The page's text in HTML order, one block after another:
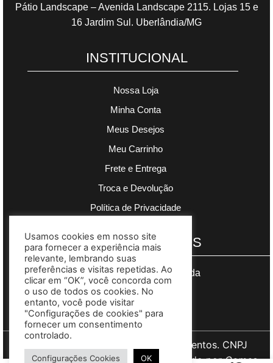
Pátio Landscape – Avenida Landscape 2115. Lojas 15 e
16 Jardim Sul. Uberlândia/MG
INSTITUCIONAL
Nossa Loja
Minha Conta
Meus Desejos
Meu Carrinho
Frete e Entrega
Troca e Devolução
Política de Privacidade
PAGAMENTOS
Segurança garantida
Copyright © 2023 Madre Complementos. CNPJ
03.608.383/0001-73. Site desenvolvido porGomes
Usamos cookies em nosso site
para fornecer a experiência mais
relevante, lembrando suas
preferências e visitas repetidas. Ao
clicar em “OK”, você concorda com
o uso de todos os cookies. No
entanto, você pode visitar
"Configurações de cookies" para
fornecer um consentimento
controlado.
Configurações Cookies OK